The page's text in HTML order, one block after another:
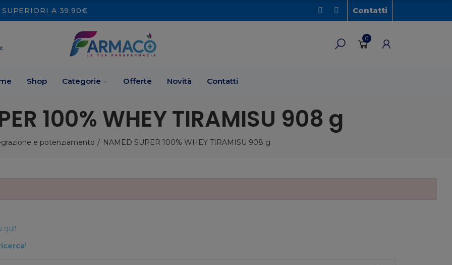
A 39.90€ Contatti
0
Shop Categorie Offerte Novità Contatti
100% WHEY TIRAMISU 908 g
e potenziamento NAMED SUPER 100% WHEY TIRAMISU 908 g
quì!
!